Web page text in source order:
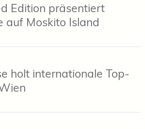
Edition präsentiert
auf Moskito Island
holt internationale Top-